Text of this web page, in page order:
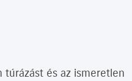
túrázást és az ismeretlen